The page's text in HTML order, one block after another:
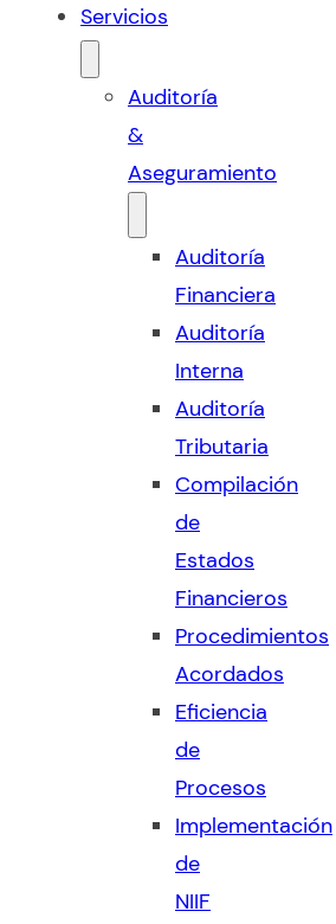
Servicios
Auditoría
&
Aseguramiento
Auditoría
Financiera
Auditoría
Interna
Auditoría
Tributaria
Compilación
de
Estados
Financieros
Procedimientos
Acordados
Eficiencia
de
Procesos
Implementación
de
NIIF